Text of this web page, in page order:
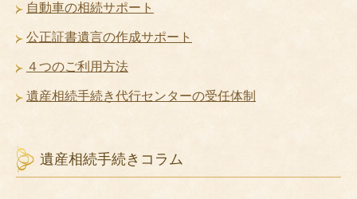
自動車の相続サポート
公正証書遺言の作成サポート
４つのご利用方法
遺産相続手続き代行センターの受任体制
遺産相続手続きコラム